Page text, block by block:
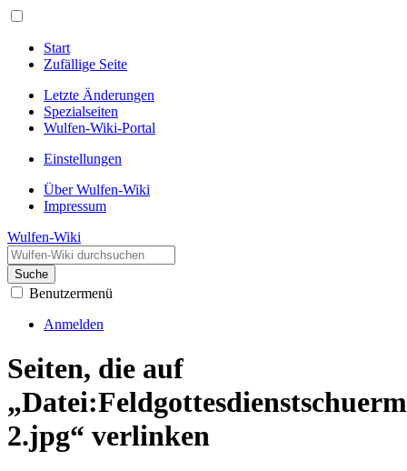
Start
Zufällige Seite
Letzte Änderungen
Spezialseiten
Wulfen-Wiki-Portal
Einstellungen
Über Wulfen-Wiki
Impressum
Wulfen-Wiki
Suche
Benutzermenü
Anmelden
Seiten, die auf
2.jpg“ verlinken